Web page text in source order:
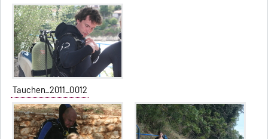
Tauchen_2011_0012